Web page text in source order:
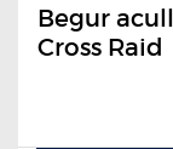
Begur
Cross Raid